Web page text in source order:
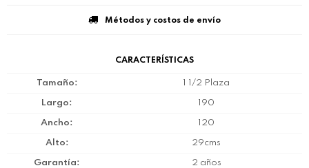
Métodos y costos de envío
CARACTERÍSTICAS
Tamaño 1 1/2 Plaza
Largo 190
Ancho 120
Alto 29cms
Garantía 2 años